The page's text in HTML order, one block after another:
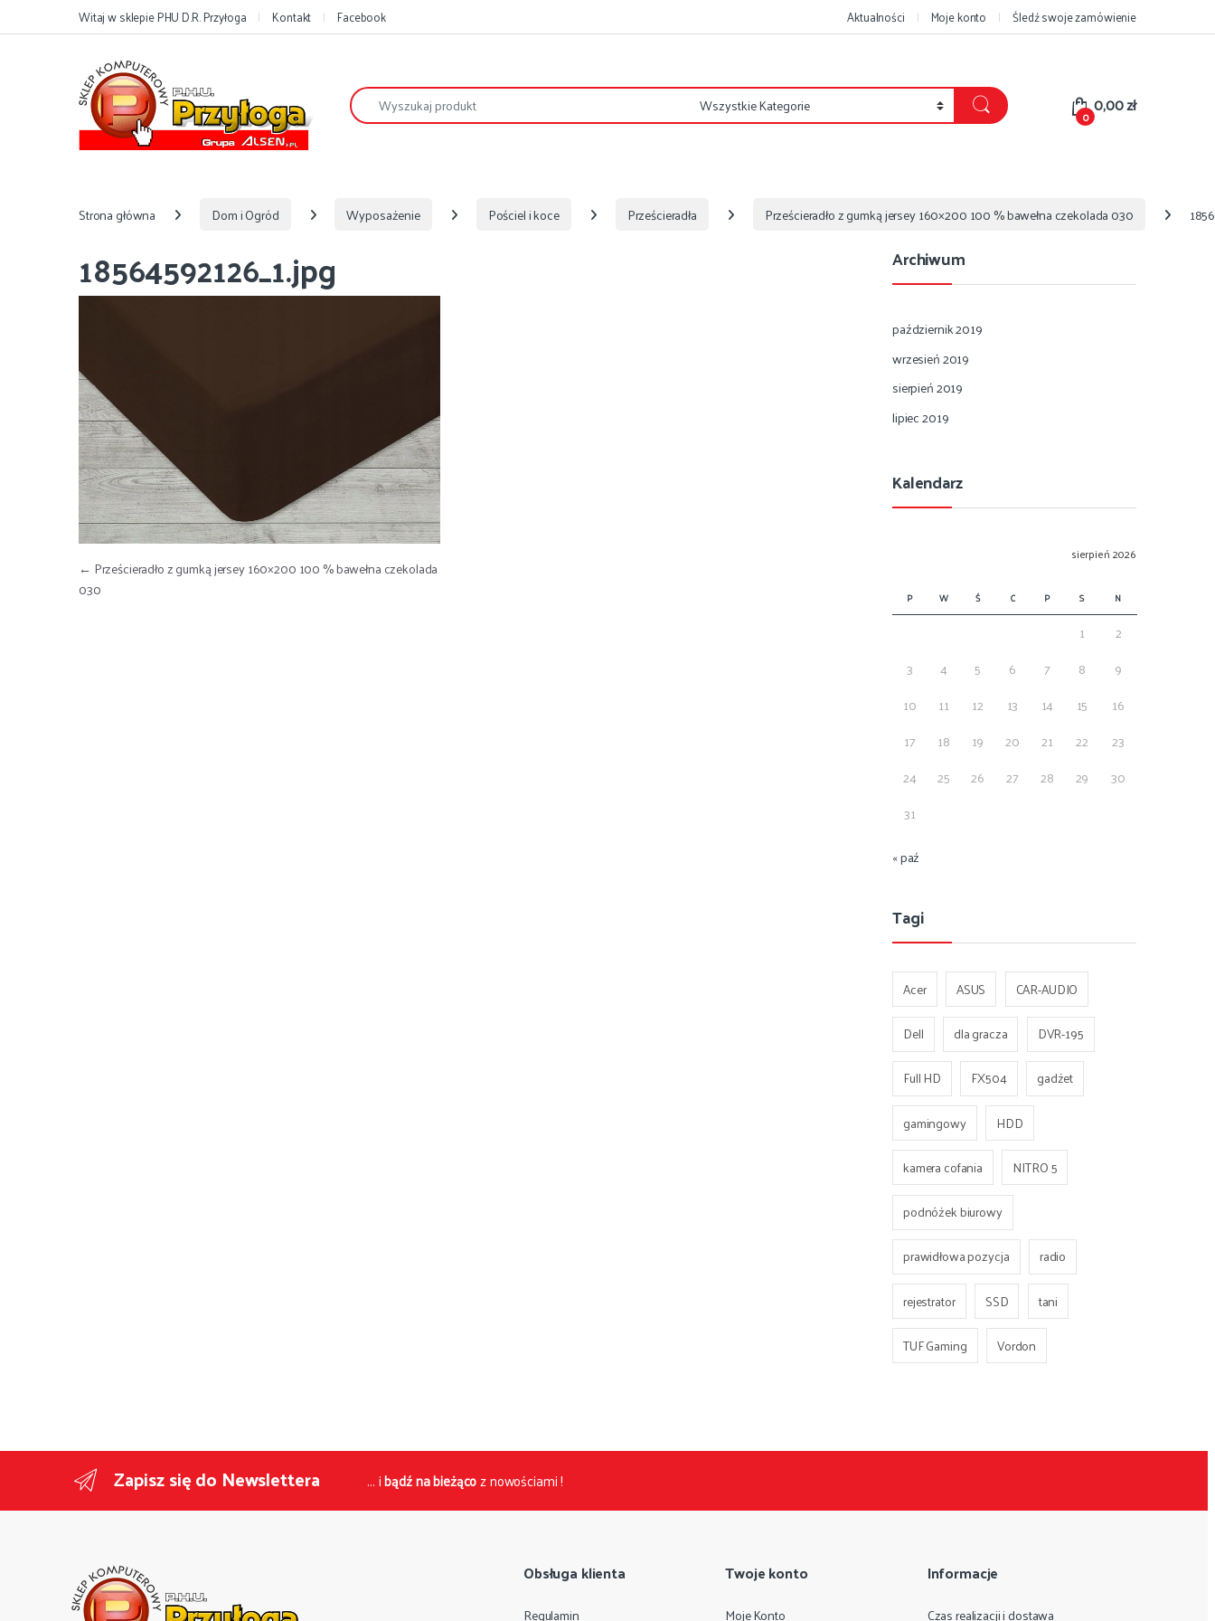
Przejdź do nawigacji
Przejdź do treściWitaj w sklepie PHU D.R. Przyłoga Kontakt Facebook Aktualności Moje konto Śledź swoje zamówienie
Szukaj:
0 0,00zł
Strona główna Dom i Ogród Wyposażenie Pościel i koce Prześcieradła Prześcieradło z gumką jersey 160×200 100 % bawełna czekolada 030
18564592126_1.jpg
Nawigacja wpisu
← Prześcieradło z gumką jersey 160×200 100 % bawełna czekolada
030
Archiwum
październik 2019
wrzesień 2019
sierpień 2019
lipiec 2019
Kalendarz
sierpień 2026
P W Ś C P S N
1
2
3
4 5 6 7 8
9
10
11 12 13 14 15
16
17
18 19 20 21 22
23
24
25 26 27 28 29
30
31
« paź
Tagi
Acer ASUS
CAR-AUDIO
Dell
dla gracza
DVR-195
Full HD
FX504
gadżet
gamingowy
HDD
kamera cofania
NITRO 5
podnóżek biurowy
prawidłowa pozycja
radio
rejestrator
SSD
tani
TUF Gaming
Vordon
Zapisz się do Newslettera ... ibądź na bieżącoz nowościami !
Obsługa klienta
Regulamin
Twoje konto
Moje Konto
Informacje
Czas realizacji i dostawa